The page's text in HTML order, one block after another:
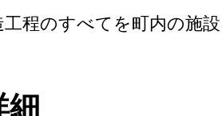
程のすべてを町内の施